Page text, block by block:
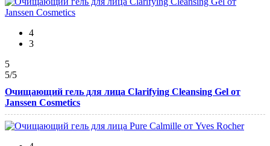
4
3
5
5/5
Очищающий гель для лица Clarifying Cleansing Gel от
Janssen Cosmetics